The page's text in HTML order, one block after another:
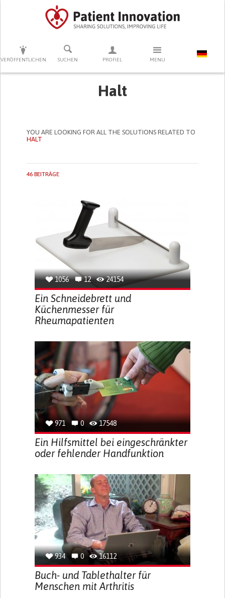
VERÖFFENTLICHEN SUCHEN PROFIEL MENU
DRÜCKEN SIE AUF ENTER UM DIE SUCHE ZU STARTEN
Halt
YOU ARE LOOKING FOR ALL THE SOLUTIONS RELATED TO
HALT
46 BEITRÄGE
1056 12 24154
Ein Schneidebrett und
Küchenmesser für
Rheumapatienten
971 0 17548
Ein Hilfsmittel bei eingeschränkter
oder fehlender Handfunktion
934 0 16112
Buch- und Tablethalter für
Menschen mit Arthritis